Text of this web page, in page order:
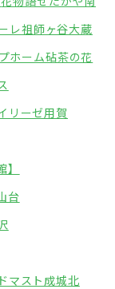
レ祖師ヶ谷大蔵
ホーム砧茶の花
リーゼ用賀
台
マスト成城北